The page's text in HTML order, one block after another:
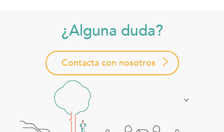
¿Alguna duda?
Contacta con nosotros